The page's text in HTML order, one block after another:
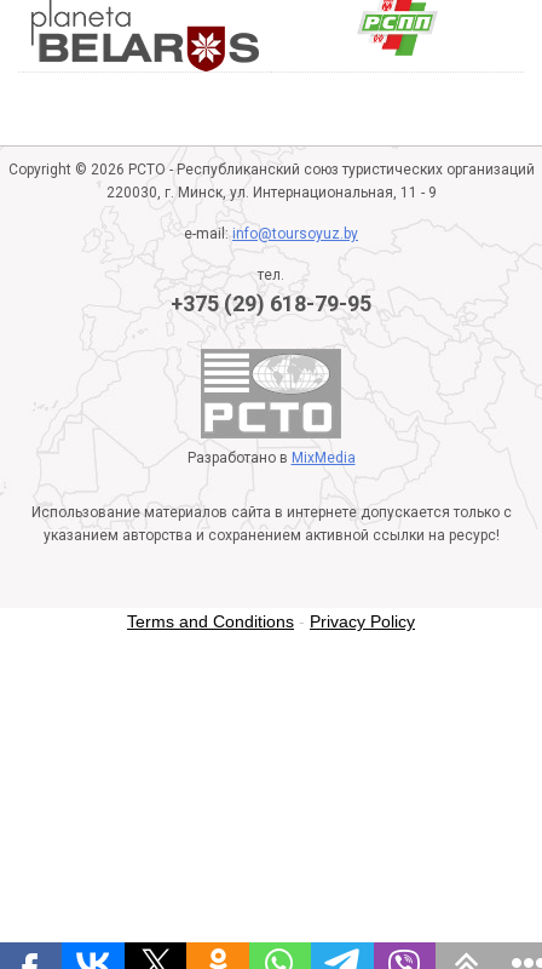
Copyright © 2026 РСТО - Республиканский союз туристических организаций
220030, г. Минск, ул. Интернациональная, 11 - 9
e-mail:info@toursoyuz.by
тел.
+375 (29) 618-79-95
Разработано в MixMedia
Использование материалов сайта в интернете допускается только с
указанием авторства и сохранением активной ссылки на ресурс!
Terms and Conditions - Privacy Policy